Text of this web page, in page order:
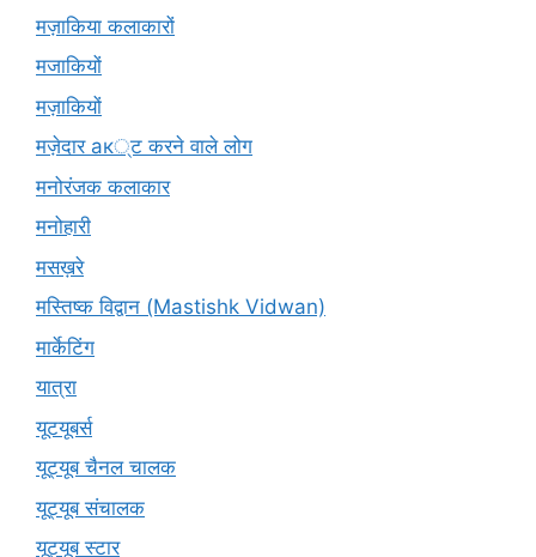
मज़ाकिया कलाकारों
मजाकियों
मज़ाकियों
मज़ेदार ак्ट करने वाले लोग
मनोरंजक कलाकार
मनोहारी
मसख़रे
मस्तिष्क विद्वान (Mastishk Vidwan)
मार्केटिंग
यात्रा
यूटयूबर्स
यूट्यूब चैनल चालक
यूट्यूब संचालक
यूट्यूब स्टार